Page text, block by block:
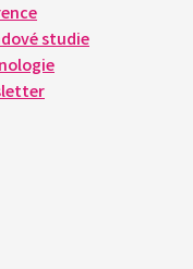
studie